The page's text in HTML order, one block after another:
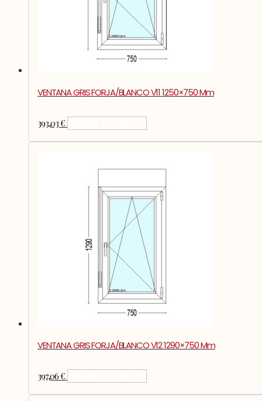
VENTANA GRIS FORJA/BLANCO V11 1250×750 Mm
393,03€
VENTANA GRIS FORJA/BLANCO V12 1290×750 Mm
397,06€